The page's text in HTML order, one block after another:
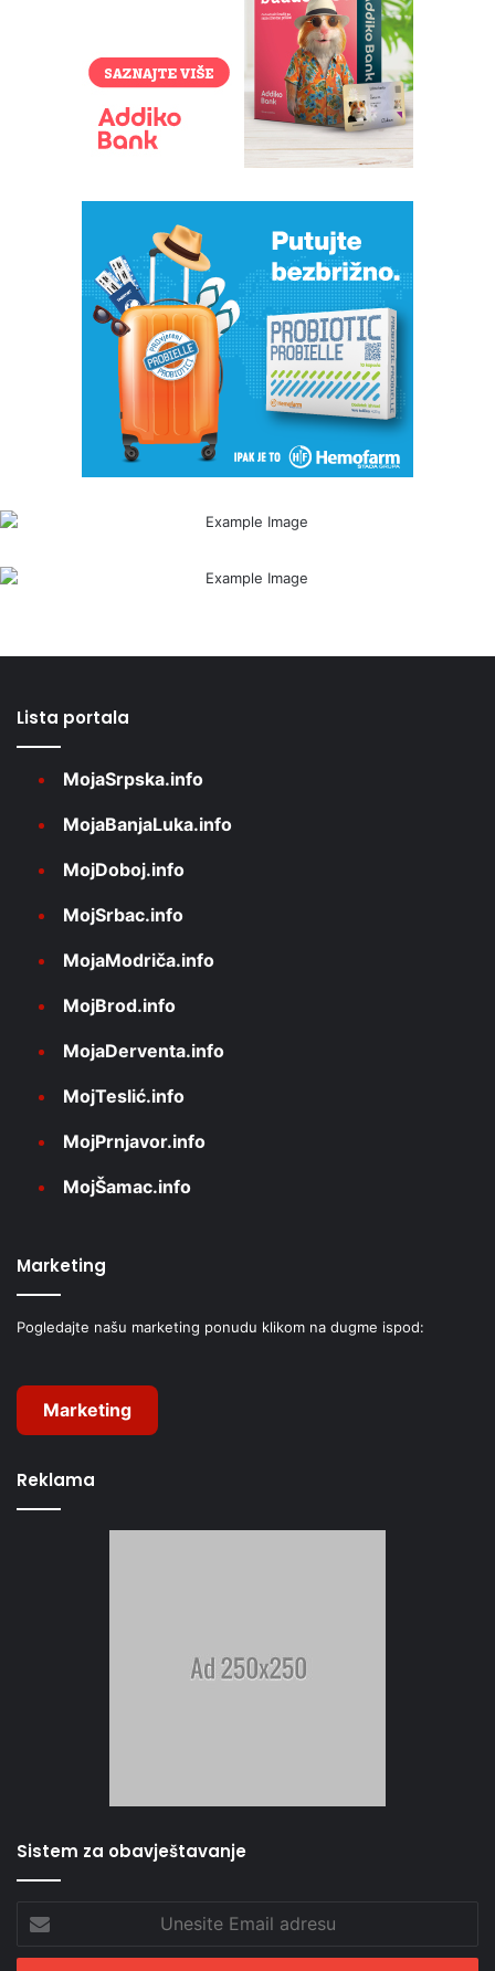
Lista portala
MojaSrpska.info
MojaBanjaLuka.info
MojDoboj.info
MojSrbac.info
MojaModriča.info
MojBrod.info
MojaDerventa.info
MojTeslić.info
MojPrnjavor.info
MojŠamac.info
Marketing
Pogledajte našu marketing ponudu klikom na dugme ispod:
Marketing
Reklama
Sistem za obavještavanje
Unesite
Email
adresu